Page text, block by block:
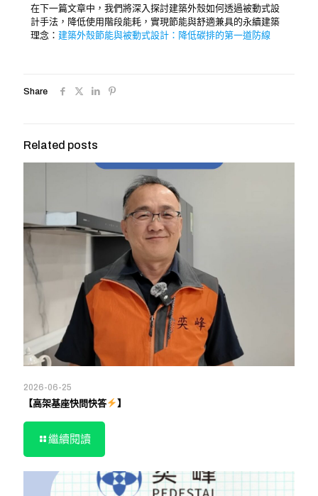
在下一篇文章中，我們將深入探討建築外殼如何透過被動式設
計手法，降低使用階段能耗，實現節能與舒適兼具的永續建築
理念： 建築外殼節能與被動式設計：降低碳排的第一道防線
Share
Related posts
2026-06-25
【高架基座快問快答
】
繼續閱讀